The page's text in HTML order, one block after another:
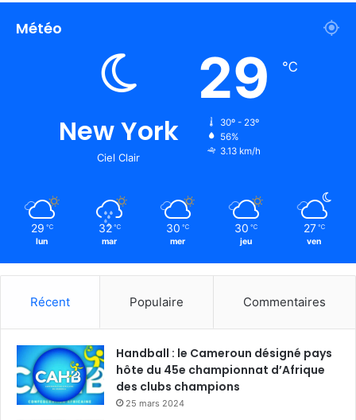
Météo
New York
Ciel Clair
29 ℃
30º - 23º
56%
3.13 km/h
29 ℃
lun
32 ℃
mar
30 ℃
mer
30 ℃
jeu
27 ℃
ven
Récent Populaire Commentaires
Handball : le Cameroun désigné pays
hôte du 45e championnat d’Afrique
des clubs champions
25 mars 2024